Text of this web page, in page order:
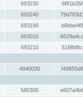
693230
693240
693190
693010
693210
4940030
580300